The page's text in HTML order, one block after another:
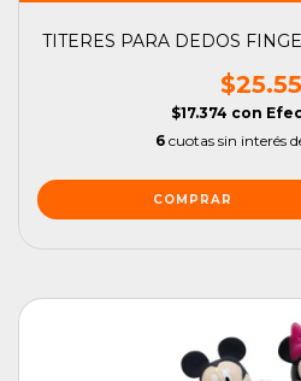
TITERES PARA DEDOS
$17.374 con
6 cuotas sin interés